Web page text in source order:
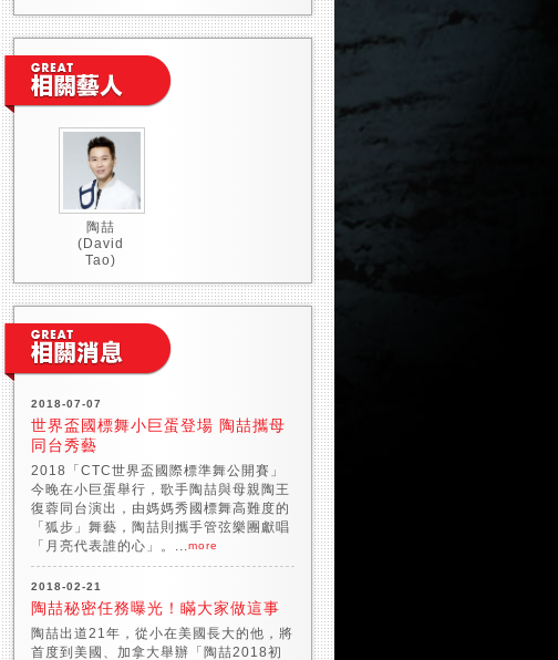
陶喆
(David
Tao)
2018-07-07
世界盃國標舞小巨蛋登場 陶喆攜母
同台秀藝
2018「CTC世界盃國際標準舞公開賽」
今晚在小巨蛋舉行，歌手陶喆與母親陶王
復蓉同台演出，由媽媽秀國標舞高難度的
「狐步」舞藝，陶喆則攜手管弦樂團獻唱
「月亮代表誰的心」。... more
2018-02-21
陶喆秘密任務曝光！瞞大家做這事
陶喆出道21年，從小在美國長大的他，將
首度到美國、加拿大舉辦「陶喆2018初